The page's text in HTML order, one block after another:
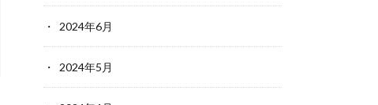
2024年6月
2024年5月